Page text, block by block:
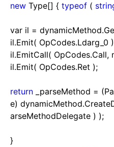
new Type[] { typeof (
var il =
il.Emit( OpCodes.Ldarg_0
il.EmitCall( OpCodes.Call,
il.Emit( OpCodes.Ret );
return _parseMethod =
e)
arseMethodDelegate ) );
}